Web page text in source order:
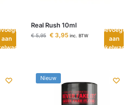
aan
Real Rush 10ml
€5,95 € 3,95 inc. BTW
Toevoegen
aan
winkelwagen
Nieuw